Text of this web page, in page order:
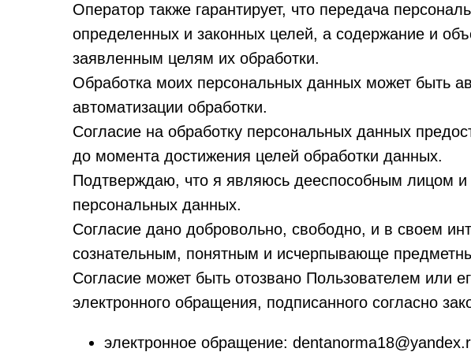
Оператор также гарантирует, что передача
определенных и законных целей, а содержание и
заявленным целям их обработки.
Обработка моих персональных данных может быть
автоматизации обработки.
Согласие на обработку персональных данных
до момента достижения целей обработки данных.
Подтверждаю, что я являюсь дееспособным лицом и
персональных данных.
Согласие дано добровольно, свободно, и в своем
сознательным, понятным и исчерпывающе
Согласие может быть отозвано Пользователем или
электронного обращения, подписанного согласно
электронное обращение: